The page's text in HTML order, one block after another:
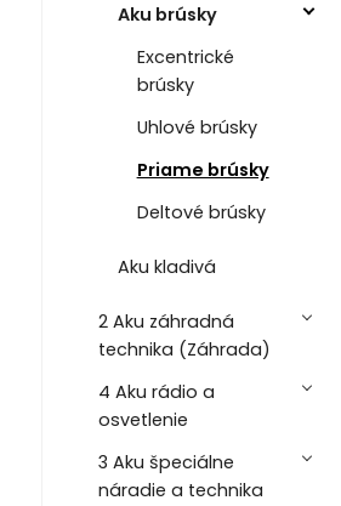
Aku brúsky
Excentrické
brúsky
Uhlové brúsky
Priame brúsky
Deltové brúsky
Aku kladivá
2 Aku záhradná
technika (Záhrada)
4 Aku rádio a
osvetlenie
3 Aku špeciálne
náradie a technika